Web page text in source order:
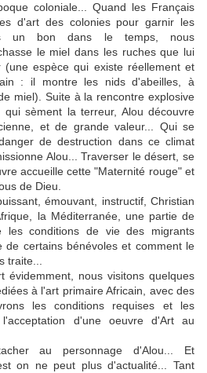
coloniale... Quand les Français
d'art des colonies pour garnir les
un bon dans le temps, nous
le miel dans les ruches que lui
(une espèce qui existe réellement et
: il montre les nids d'abeilles, à
miel). Suite à la rencontre explosive
sèment la terreur, Alou découvre
et de grande valeur... Qui se
de destruction dans ce climat
Alou... Traverser le désert, se
accueille cette "Maternité rouge" et
de Dieu.
émouvant, instructif, Christian
la Méditerranée, une partie de
les conditions de vie des migrants
de certains bénévoles et comment le
traite...
évidemment, nous visitons quelques
à l'art primaire Africain, avec des
les conditions requises et les
d'une oeuvre d'Art au
au personnage d'Alou... Et
on ne peut plus d'actualité... Tant